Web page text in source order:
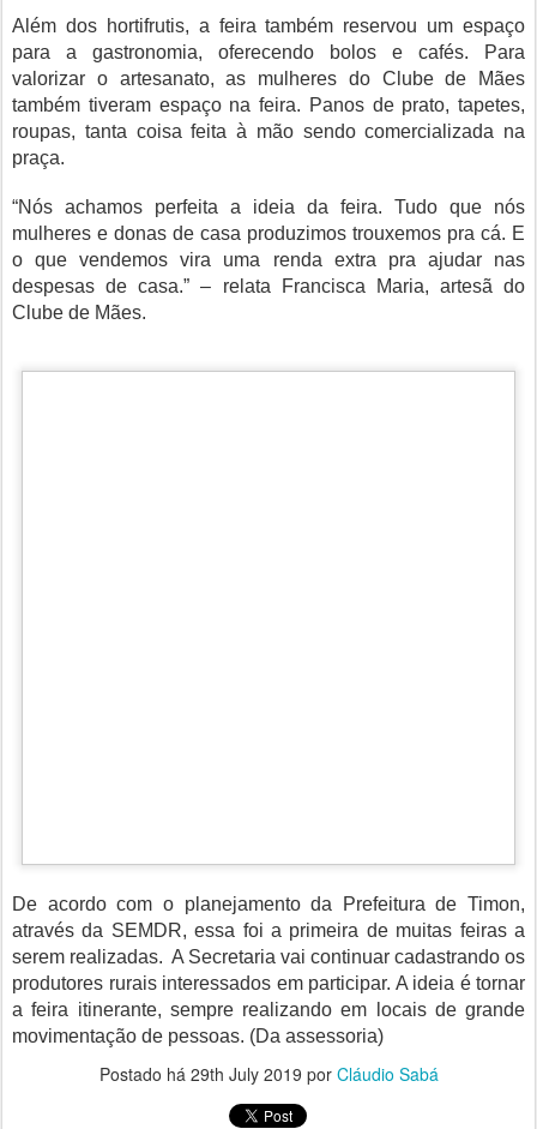
Além dos hortifrutis, a feira também reservou um espaço
para a gastronomia, oferecendo bolos e cafés. Para
valorizar o artesanato, as mulheres do Clube de Mães
também tiveram espaço na feira. Panos de prato, tapetes,
roupas, tanta coisa feita à mão sendo comercializada na
praça.
“Nós achamos perfeita a ideia da feira. Tudo que nós
mulheres e donas de casa produzimos trouxemos pra cá. E
o que vendemos vira uma renda extra pra ajudar nas
despesas de casa.” – relata Francisca Maria, artesã do
Clube de Mães.
De acordo com o planejamento da Prefeitura de Timon,
através da SEMDR, essa foi a primeira de muitas feiras a
serem realizadas. A Secretaria vai continuar cadastrando os
produtores rurais interessados em participar. A ideia é tornar
a feira itinerante, sempre realizando em locais de grande
movimentação de pessoas. (Da assessoria)
Postado há 29th July 2019 por Cláudio Sabá